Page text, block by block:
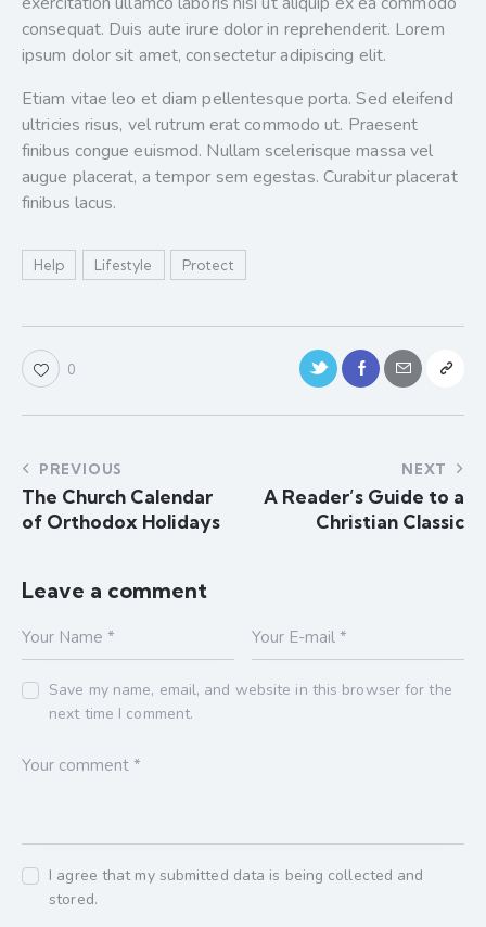
consequat. Duis aute irure dolor in reprehenderit. Lorem
ipsum dolor sit amet, consectetur adipiscing elit.
Etiam vitae leo et diam pellentesque porta. Sed eleifend
ultricies risus, vel rutrum erat commodo ut. Praesent
finibus congue euismod. Nullam scelerisque massa vel
augue placerat, a tempor sem egestas. Curabitur placerat
finibus lacus.
Help Lifestyle Protect
0
PREVIOUS
The Church Calendar
of Orthodox Holidays
NEXT
A Reader’s Guide to a
Christian Classic
Leave a comment
Save my name, email, and website in this browser for the
next time I comment.
I agree that my submitted data is being collected and
stored.